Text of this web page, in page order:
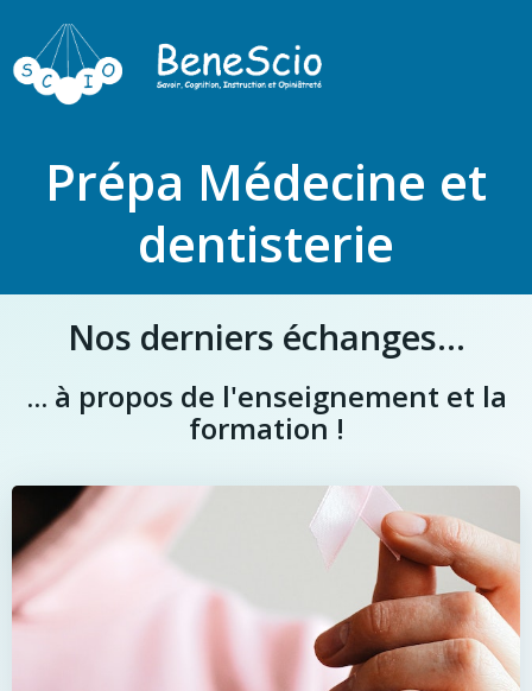
Prépa Médecine et
dentisterie
Nos derniers échanges...
... à propos de l'enseignement et la
formation !